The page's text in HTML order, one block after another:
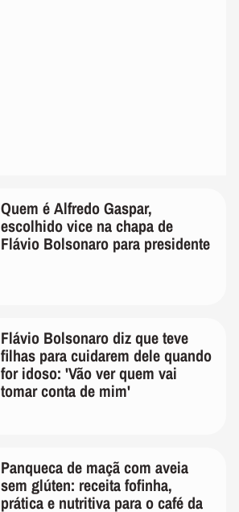
Quem é Alfredo Gaspar,
escolhido vice na chapa de
Flávio Bolsonaro para presidente
Flávio Bolsonaro diz que teve
filhas para cuidarem dele quando
for idoso: 'Vão ver quem vai
tomar conta de mim'
Panqueca de maçã com aveia
sem glúten: receita fofinha,
prática e nutritiva para o café da